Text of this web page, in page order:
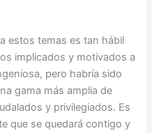
estos temas es tan hábil
implicados y motivados a
pero habría sido
gama más amplia de
y privilegiados. Es
que se quedará contigo y